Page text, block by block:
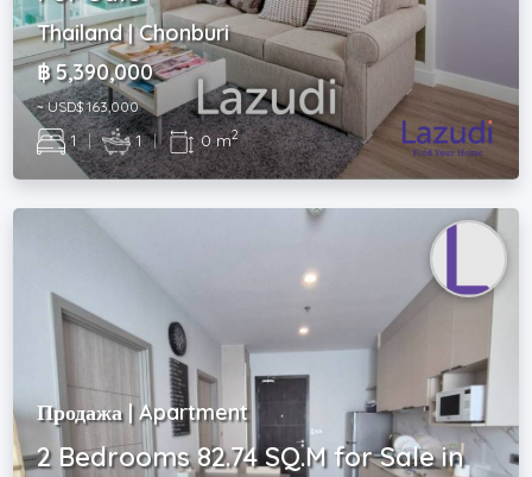
Thailand | Chonburi
฿ 5,390,000
~ USD$ 163,000
1 | 1 | 0 m2
Продажа | Apartment
2 Bedrooms 82.74 SQ.M for Sale in